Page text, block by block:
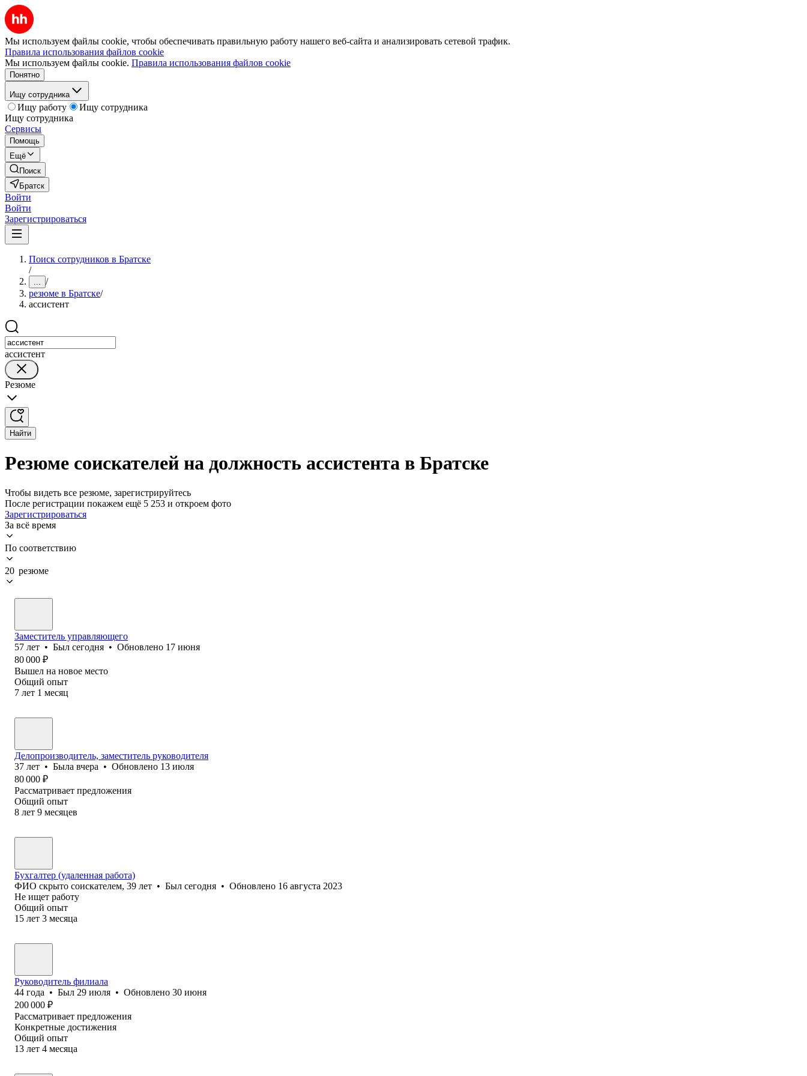
Мы используем файлы cookie, чтобы обеспечивать правильную работу нашего веб-сайта и анализировать сетевой трафик.
Правила использования файлов cookie
Мы используем файлы cookie. Правила использования файлов cookie
Понятно
Ищу сотрудника
Ищу работу
Ищу сотрудника
Ищу сотрудника
Сервисы
Помощь
Ещё
Поиск
Братск
Войти
Войти
Зарегистрироваться
Поиск сотрудников в Братске
/
... /
резюме в Братске/
ассистент
ассистент
Резюме
Найти
Резюме соискателей на должность ассистента в Братске
Чтобы видеть все резюме, зарегистрируйтесь
После регистрации покажем ещё 5 253 и откроем фото
Зарегистрироваться
За всё время
По соответствию
20 резюме
Заместитель управляющего
57 лет • Был сегодня • Обновлено 17 июня
80 000 ₽
Вышел на новое место
Общий опыт
7 лет 1 месяц
Делопроизводитель, заместитель руководителя
37 лет • Была вчера • Обновлено 13 июля
80 000 ₽
Рассматривает предложения
Общий опыт
8 лет 9 месяцев
Бухгалтер (удаленная работа)
ФИО скрыто соискателем, 39 лет • Был сегодня • Обновлено 16 августа 2023
Не ищет работу
Общий опыт
15 лет 3 месяца
Руководитель филиала
44 года • Был 29 июля • Обновлено 30 июня
200 000 ₽
Рассматривает предложения
Конкретные достижения
Общий опыт
13 лет 4 месяца